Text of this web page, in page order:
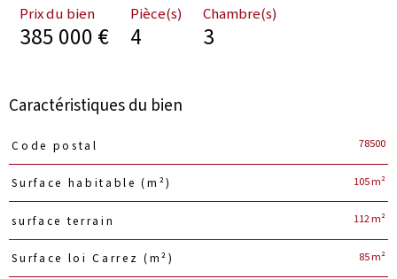
Prix du bien
385 000 €
Pièce(s)
4
Chambre(s)
3
Caractéristiques du bien
Caractéristiques Valeurs
Code postal 78500
Surface habitable (m²) 105 m²
surface terrain 112 m²
Surface loi Carrez (m²) 85 m²